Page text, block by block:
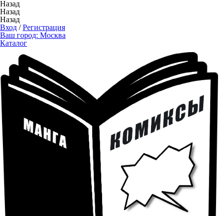
Назад
Назад
Назад
Вход /Регистрация
Ваш город: Москва
Каталог